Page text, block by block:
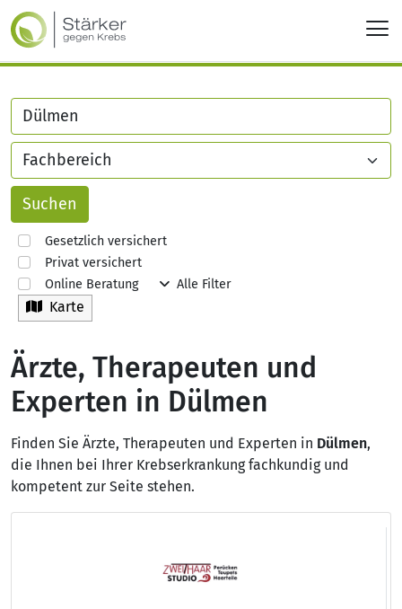
Gesetzlich versichert
Privat versichert
Online Beratung
Alle Filter
Karte
Ärzte, Therapeuten und
Experten in Dülmen
Finden Sie Ärzte, Therapeuten und Experten in Dülmen,
die Ihnen bei Ihrer Krebserkrankung fachkundig und
kompetent zur Seite stehen.